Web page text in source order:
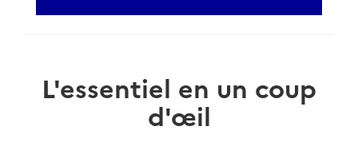
L'essentiel en un coup
d'œil